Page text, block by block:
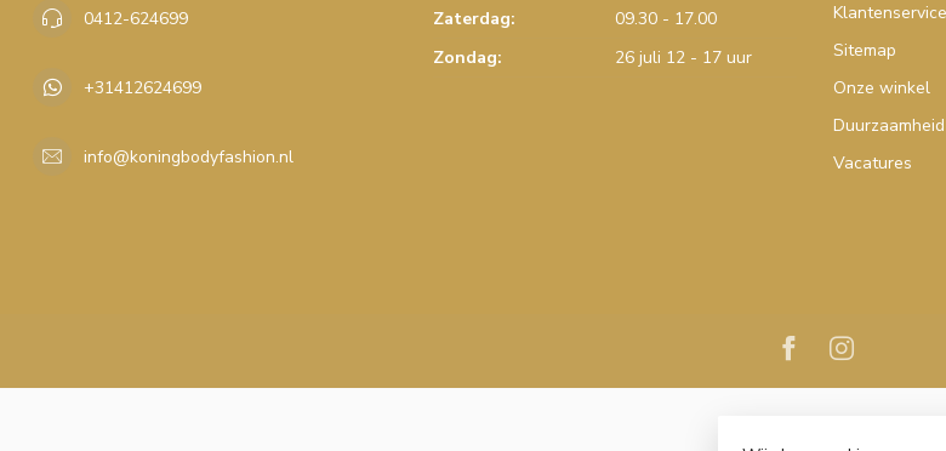
0412-624699
+31412624699
info@koningbodyfashion.nl
Zaterdag:
09.30 - 17.00
Zondag:
26 juli 12 - 17 uur
Klantenservice
Sitemap
Onze winkel
Duurzaamheid
Vacatures